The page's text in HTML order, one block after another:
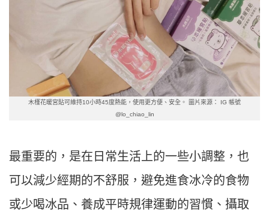
木槿花暖宮貼可維持10小時45度熱能，使用更方便、安全。 圖片來源： IG 帳號
@lo_chiao_lin
最重要的，是在日常生活上的一些小調整，也
可以減少經期的不舒服，避免進食冰冷的食物
或少喝冰品、養成平時規律運動的習慣、攝取